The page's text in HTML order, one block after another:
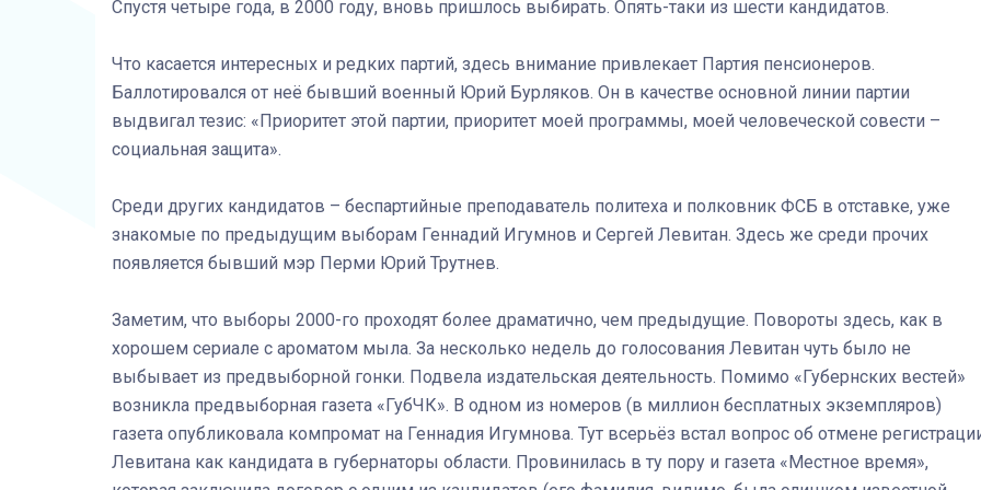
Спустя четыре года, в 2000 году, вновь пришлось выбирать. Опять-таки из шести кандидатов.
Что касается интересных и редких партий, здесь внимание привлекает Партия пенсионеров.
Баллотировался от неё бывший военный Юрий Бурляков. Он в качестве основной линии партии
выдвигал тезис: «Приоритет этой партии, приоритет моей программы, моей человеческой совести –
социальная защита».
Среди других кандидатов – беспартийные преподаватель политеха и полковник ФСБ в отставке, уже
знакомые по предыдущим выборам Геннадий Игумнов и Сергей Левитан. Здесь же среди прочих
появляется бывший мэр Перми Юрий Трутнев.
Заметим, что выборы 2000-го проходят более драматично, чем предыдущие. Повороты здесь, как в
хорошем сериале с ароматом мыла. За несколько недель до голосования Левитан чуть было не
выбывает из предвыборной гонки. Подвела издательская деятельность. Помимо «Губернских вестей»
возникла предвыборная газета «ГубЧК». В одном из номеров (в миллион бесплатных экземпляров)
газета опубликовала компромат на Геннадия Игумнова. Тут всерьёз встал вопрос об отмене
Левитана как кандидата в губернаторы области. Провинилась в ту пору и газета «Местное время»,